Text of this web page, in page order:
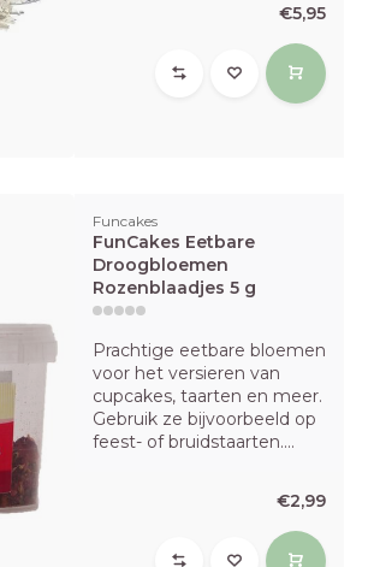
€5,95
Funcakes
FunCakes Eetbare
Droogbloemen
Rozenblaadjes 5 g
Prachtige eetbare bloemen
voor het versieren van
cupcakes, taarten en meer.
Gebruik ze bijvoorbeeld op
feest- of bruidstaarten....
€2,99